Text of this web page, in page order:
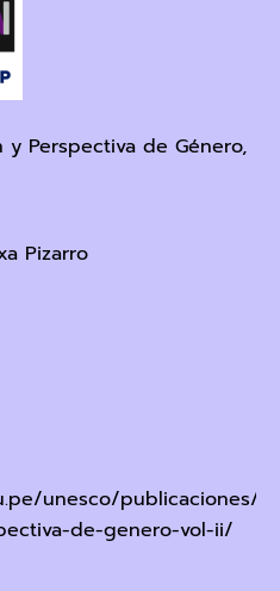
y Perspectiva de Género,
Pizarro
unesco/publicaciones/
de-genero-vol-ii/